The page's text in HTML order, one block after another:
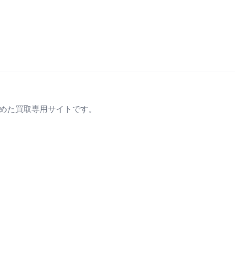
た買取専用サイトです。